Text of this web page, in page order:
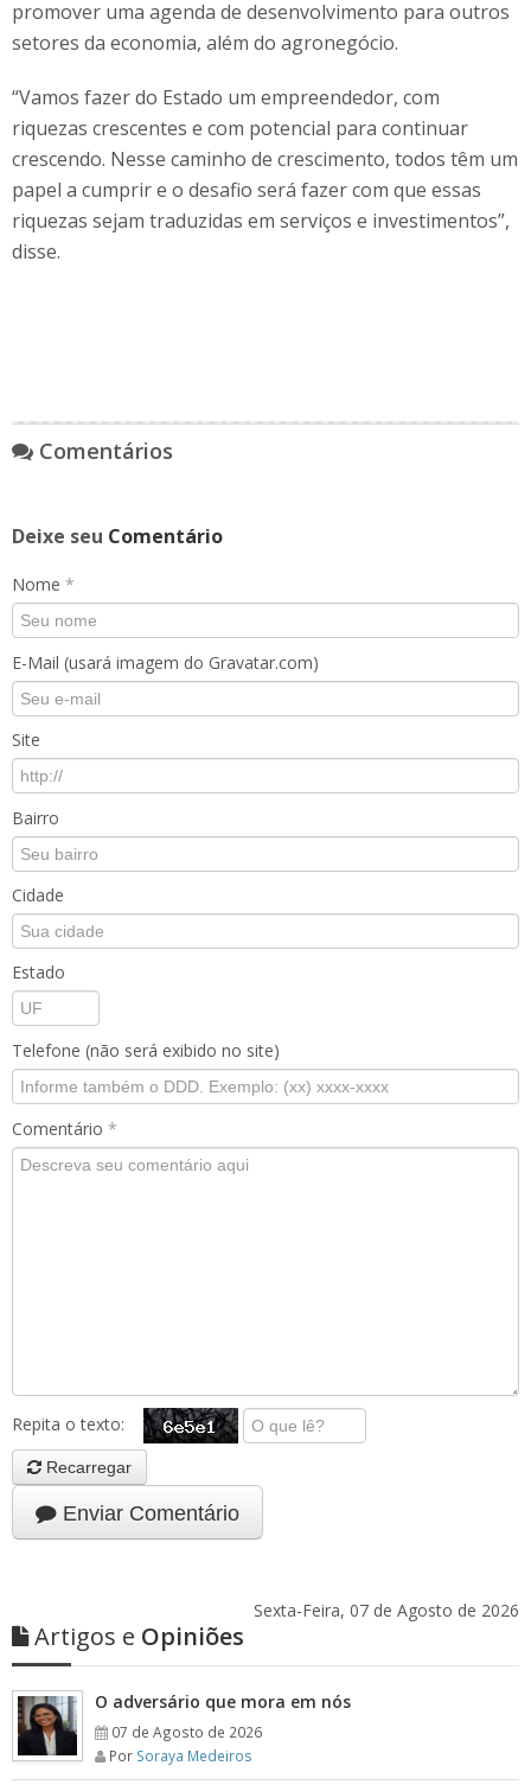
promover uma agenda de desenvolvimento para outros
setores da economia, além do agronegócio.
“Vamos fazer do Estado um empreendedor, com
riquezas crescentes e com potencial para continuar
crescendo. Nesse caminho de crescimento, todos têm um
papel a cumprir e o desafio será fazer com que essas
riquezas sejam traduzidas em serviços e investimentos”,
disse.
Comentários
Deixe seu Comentário
Nome *
E-Mail (usará imagem do Gravatar.com)
Site
Bairro
Cidade
Estado
Telefone (não será exibido no site)
Comentário *
Repita o texto:
Recarregar
Enviar Comentário
Sexta-Feira, 07 de Agosto de 2026
Artigos e Opiniões
O adversário que mora em nós
07 de Agosto de 2026
Por Soraya Medeiros